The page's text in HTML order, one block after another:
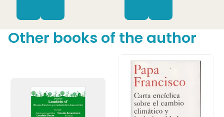
Other books of the author